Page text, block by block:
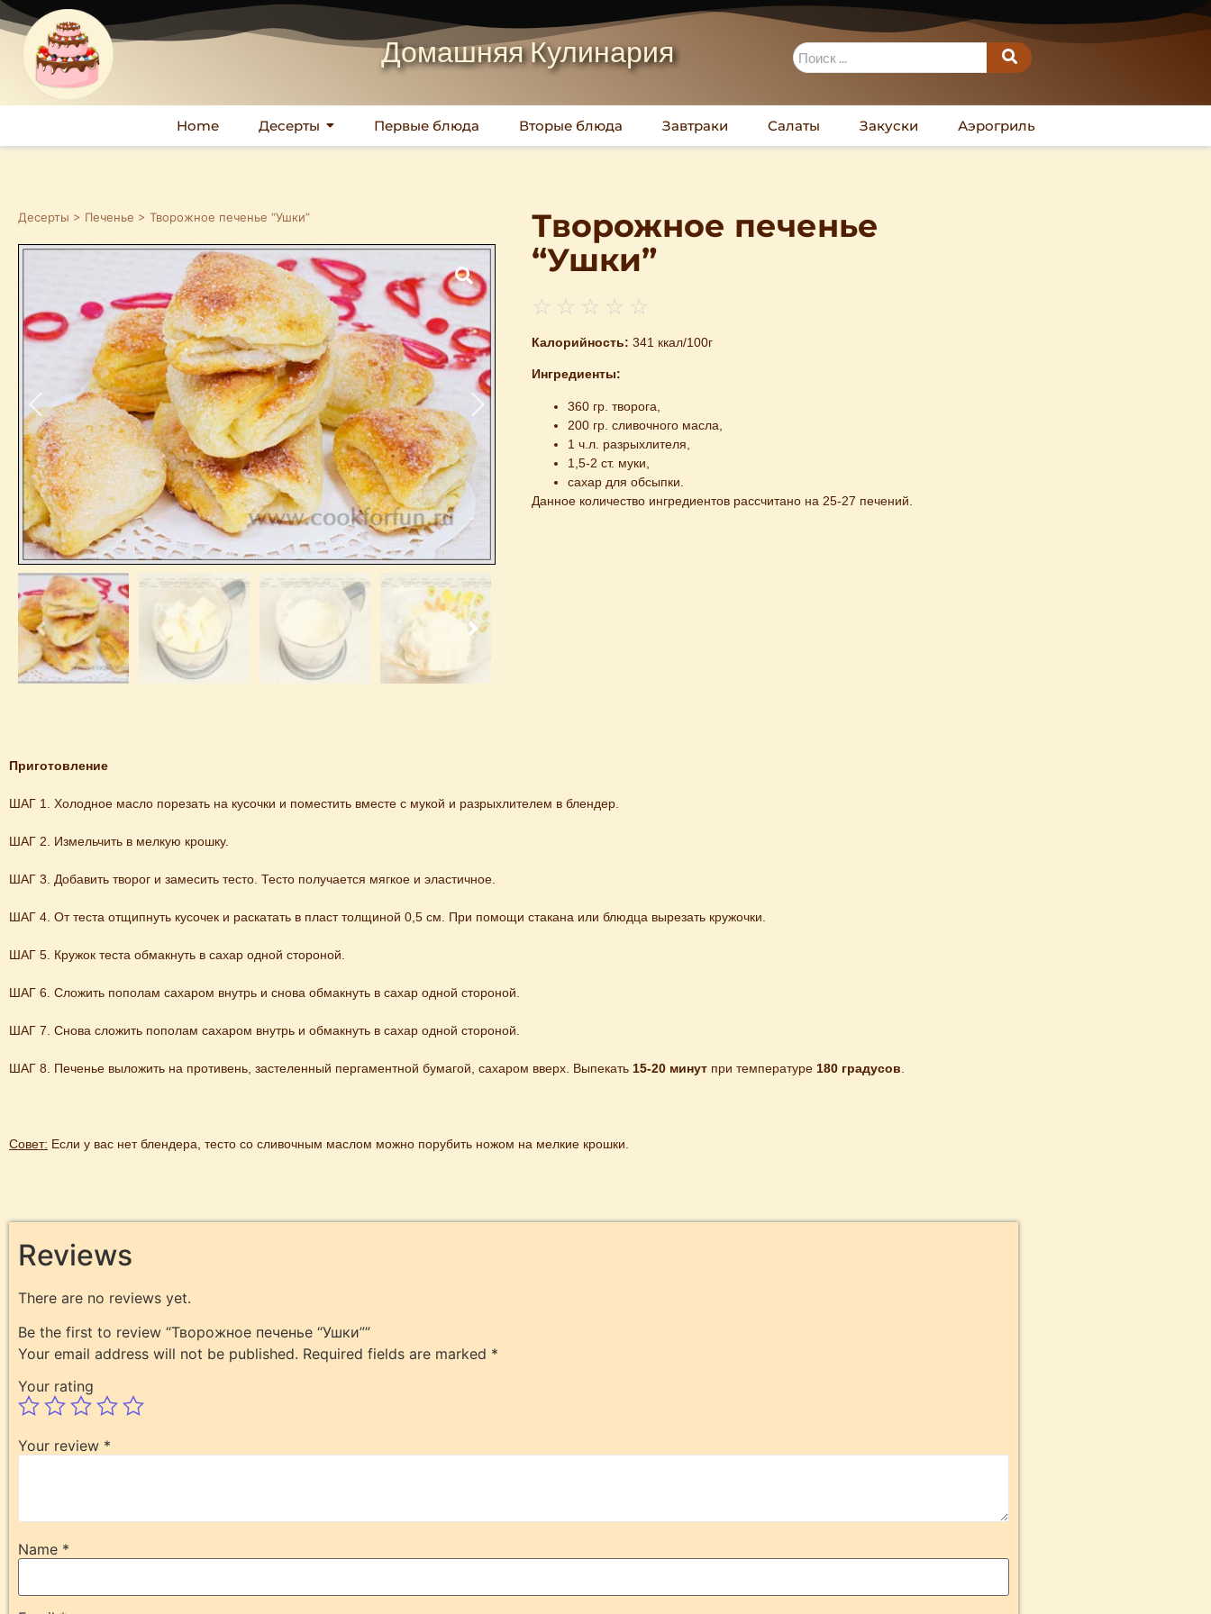
Домашняя Кулинария
Home Десерты Первые блюда Вторые блюда Завтраки Салаты Закуски Аэрогриль
Десерты > Печенье > Творожное печенье “Ушки”
Творожное печенье
“Ушки”
☆ ☆ ☆ ☆ ☆
Калорийность: 341 ккал/100г
Ингредиенты:
360 гр. творога,
200 гр. сливочного масла,
1 ч.л. разрыхлителя,
1,5-2 ст. муки,
сахар для обсыпки.
Данное количество ингредиентов рассчитано на 25-27 печений.
Приготовление
ШАГ 1. Холодное масло порезать на кусочки и поместить вместе с мукой и разрыхлителем в блендер.
ШАГ 2. Измельчить в мелкую крошку.
ШАГ 3. Добавить творог и замесить тесто. Тесто получается мягкое и эластичное.
ШАГ 4. От теста отщипнуть кусочек и раскатать в пласт толщиной 0,5 см. При помощи стакана или блюдца вырезать кружочки.
ШАГ 5. Кружок теста обмакнуть в сахар одной стороной.
ШАГ 6. Сложить пополам сахаром внутрь и снова обмакнуть в сахар одной стороной.
ШАГ 7. Снова сложить пополам сахаром внутрь и обмакнуть в сахар одной стороной.
ШАГ 8. Печенье выложить на противень, застеленный пергаментной бумагой, сахаром вверх. Выпекать 15-20 минут при температуре 180 градусов
Совет: Если у вас нет блендера, тесто со сливочным маслом можно порубить ножом на мелкие крошки.
Reviews
There are no reviews yet.
Be the first to review “Творожное печенье “Ушки””
Your email address will not be published. Required fields are marked *
Your rating
Your review *
Name *